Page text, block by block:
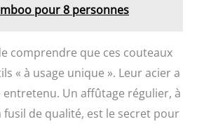
pour 8 personnes
comprendre que ces couteaux
« à usage unique ». Leur acier a
Un affûtage régulier, à
fusil de qualité, est le secret pour